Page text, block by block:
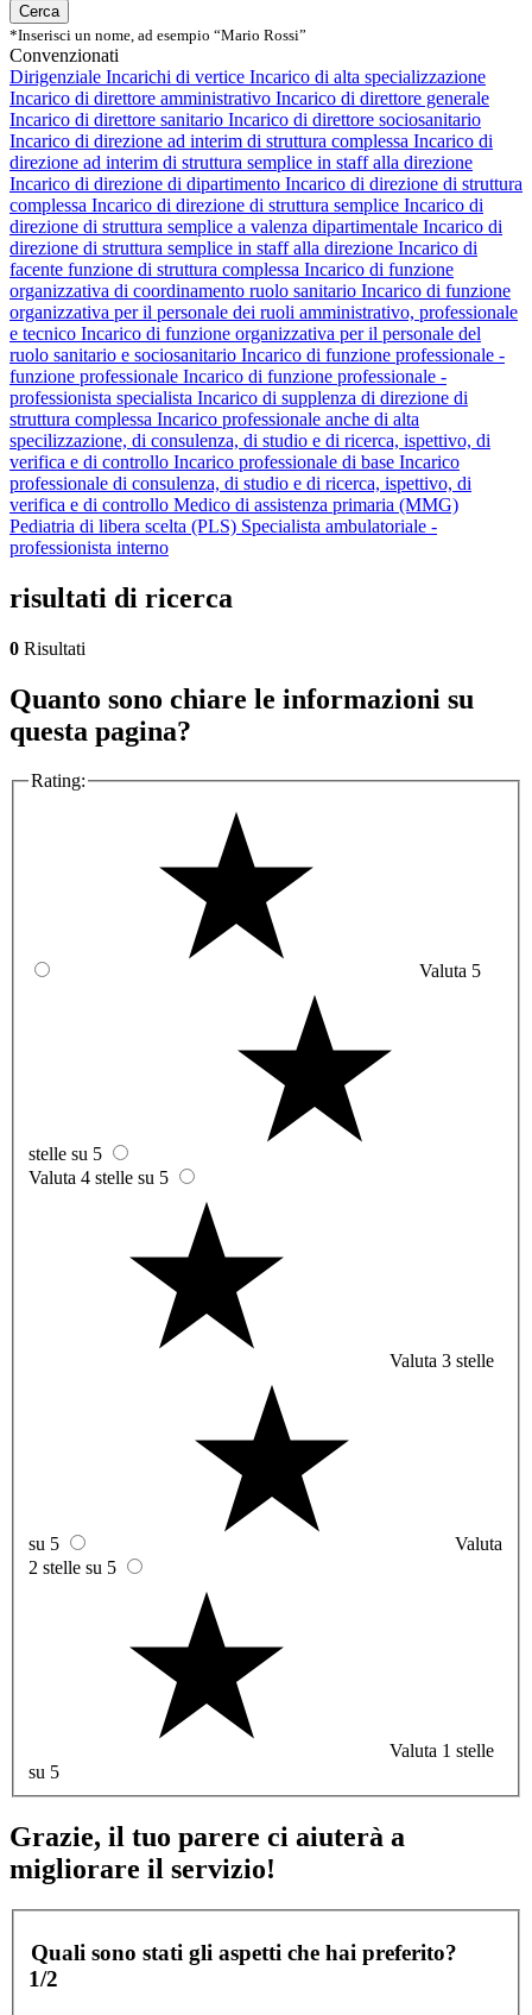
Cerca
*Inserisci un nome, ad esempio “Mario Rossi”
Convenzionati
Dirigenziale Incarichi di vertice Incarico di alta specializzazione
Incarico di direttore amministrativo Incarico di direttore generale
Incarico di direttore sanitario Incarico di direttore sociosanitario
Incarico di direzione ad interim di struttura complessa Incarico di
direzione ad interim di struttura semplice in staff alla direzione
Incarico di direzione di dipartimento Incarico di direzione di struttura
complessa Incarico di direzione di struttura semplice Incarico di
direzione di struttura semplice a valenza dipartimentale Incarico di
direzione di struttura semplice in staff alla direzione Incarico di
facente funzione di struttura complessa Incarico di funzione
organizzativa di coordinamento ruolo sanitario Incarico di funzione
organizzativa per il personale dei ruoli amministrativo, professionale
e tecnico Incarico di funzione organizzativa per il personale del
ruolo sanitario e sociosanitario Incarico di funzione professionale -
funzione professionale Incarico di funzione professionale -
professionista specialista Incarico di supplenza di direzione di
struttura complessa Incarico professionale anche di alta
specilizzazione, di consulenza, di studio e di ricerca, ispettivo, di
verifica e di controllo Incarico professionale di base Incarico
professionale di consulenza, di studio e di ricerca, ispettivo, di
verifica e di controllo Medico di assistenza primaria (MMG)
Pediatria di libera scelta (PLS) Specialista ambulatoriale -
professionista interno
risultati di ricerca
0 Risultati
Quanto sono chiare le informazioni su
questa pagina?
Rating:
Valuta 5
stelle su 5
Valuta 4 stelle su 5
Valuta 3 stelle
su 5
Valuta
2 stelle su 5
Valuta 1 stelle
su 5
Grazie, il tuo parere ci aiuterà a
migliorare il servizio!
Quali sono stati gli aspetti che hai preferito?
1/2